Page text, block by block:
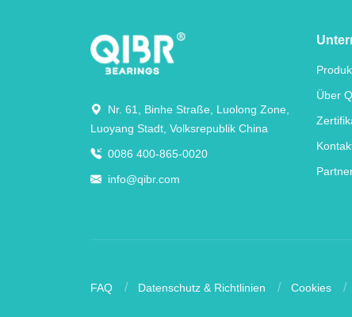
Nr. 61, Binhe Straße, Luolong Zone,
Luoyang Stadt, Volksrepublik China
0086 400-865-0020
info@qibr.com
Über
FAQ Datenschutz & Richtlinien Cookies